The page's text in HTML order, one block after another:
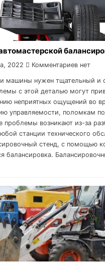
2022 Комментариев нет
машины нужен тщательный и
с этой деталью могут
неприятных ощущений во
управляемости, поломкам
проблемы возникают из-за
станции технического
стенд, с помощью
балансировка.